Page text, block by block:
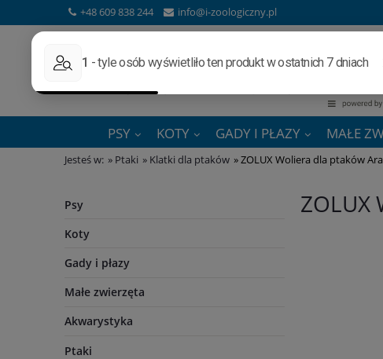
+48 609 838 244 info@i-zoologiczny.pl
PSY KOTY GADY I PŁAZY MAŁE
Jesteś w: » Ptaki » Klatki dla ptaków »ZOLUX Woliera dla ptaków
Psy
Koty
Gady i płazy
Małe zwierzęta
Akwarystyka
Ptaki